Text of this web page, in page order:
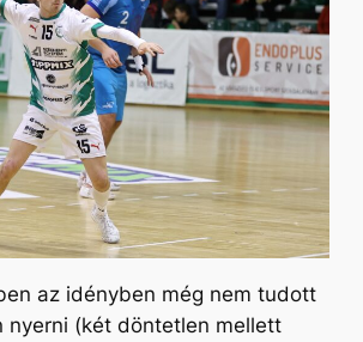
az idényben még nem tudott
nyerni (két döntetlen mellett